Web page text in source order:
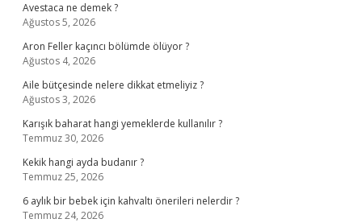
Avestaca ne demek ?
Ağustos 5, 2026
Aron Feller kaçıncı bölümde ölüyor ?
Ağustos 4, 2026
Aile bütçesinde nelere dikkat etmeliyiz ?
Ağustos 3, 2026
Karışık baharat hangi yemeklerde kullanılır ?
Temmuz 30, 2026
Kekik hangi ayda budanır ?
Temmuz 25, 2026
6 aylık bir bebek için kahvaltı önerileri nelerdir ?
Temmuz 24, 2026